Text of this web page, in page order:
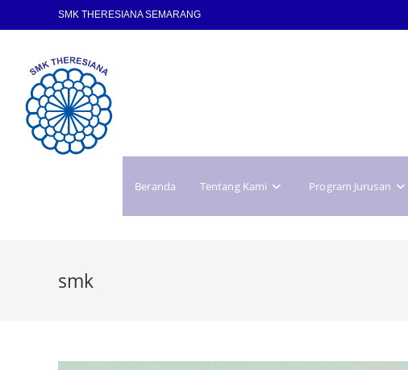
SMK THERESIANA SEMARANG
Beranda Tentang Kami Program Jurusan
smk